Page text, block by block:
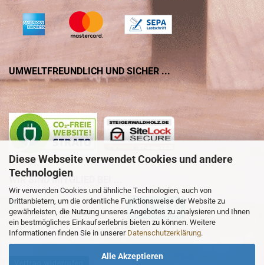
Diese Webseite verwendet Cookies und andere
Technologien
Wir verwenden Cookies und ähnliche Technologien, auch von
Drittanbietern, um die ordentliche Funktionsweise der Website zu
gewährleisten, die Nutzung unseres Angebotes zu analysieren und Ihnen
ein bestmögliches Einkaufserlebnis bieten zu können. Weitere
Informationen finden Sie in unserer Datenschutzerklärung.
Alle Akzeptieren
UMWELTFREUNDLICH UND SICHER ...
WIR SIND MITGLIED BEI ...